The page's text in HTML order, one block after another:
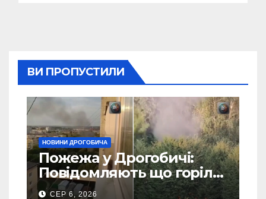
ВИ ПРОПУСТИЛИ
НОВИНИ ДРОГОБИЧА
Пожежа у Дрогобичі:
Повідомляють що горіло
5 гаражів (Відео)
СЕР 6, 2026